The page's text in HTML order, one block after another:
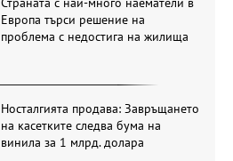
Европа търси решение на
проблема с недостига на жилища
Носталгията продава: Завръщането
на касетките следва бума на
винила за 1 млрд. долара